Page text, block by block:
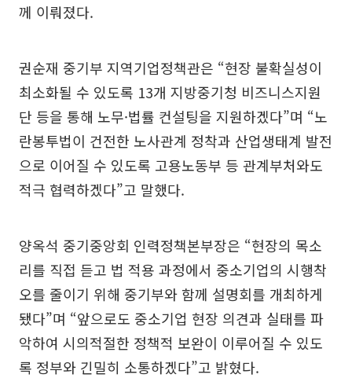
께 이뤄졌다.
권순재 중기부 지역기업정책관은 “현장 불확실성이
최소화될 수 있도록 13개 지방중기청 비즈니스지원
단 등을 통해 노무·법률 컨설팅을 지원하겠다”며 “노
란봉투법이 건전한 노사관계 정착과 산업생태계 발전
으로 이어질 수 있도록 고용노동부 등 관계부처와도
적극 협력하겠다”고 말했다.
양옥석 중기중앙회 인력정책본부장은 “현장의 목소
리를 직접 듣고 법 적용 과정에서 중소기업의 시행착
오를 줄이기 위해 중기부와 함께 설명회를 개최하게
됐다”며 “앞으로도 중소기업 현장 의견과 실태를 파
악하여 시의적절한 정책적 보완이 이루어질 수 있도
록 정부와 긴밀히 소통하겠다”고 밝혔다.